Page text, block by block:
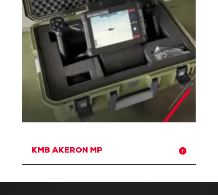
KMB AKERON MP